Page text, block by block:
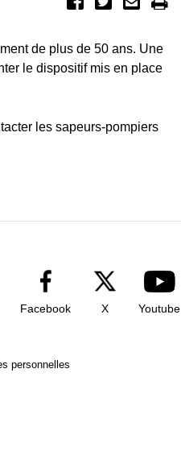
de plus de 50 ans. Une
le dispositif mis en place
les sapeurs-pompiers
Facebook X Youtube
personnelles